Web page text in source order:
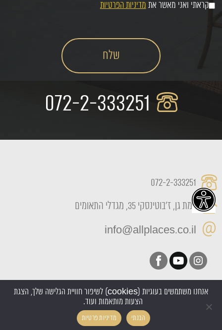
קראתי ואני מאשר את מדיניות הפרטיות
072-2-333251
רמת גן, ז'בוטינסקי 35, מגדלי התאומים
info@allplaces.co.il
כל הזכויות שמורות All Places 2022
אנחנו משתמשים בעוגיות (cookies) לשיפור חוויית הגלישה שלך, הצגת
הצעות מותאמות ועוד.
הבנתי מדיניות פרטיות